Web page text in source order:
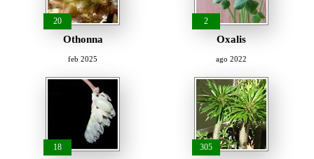
20
Othonna
feb 2025
2
Oxalis
ago 2022
18 305